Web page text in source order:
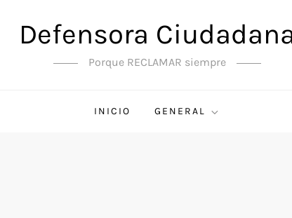
Defensora
Porque RECLAMAR siempre
INICIO GENERAL